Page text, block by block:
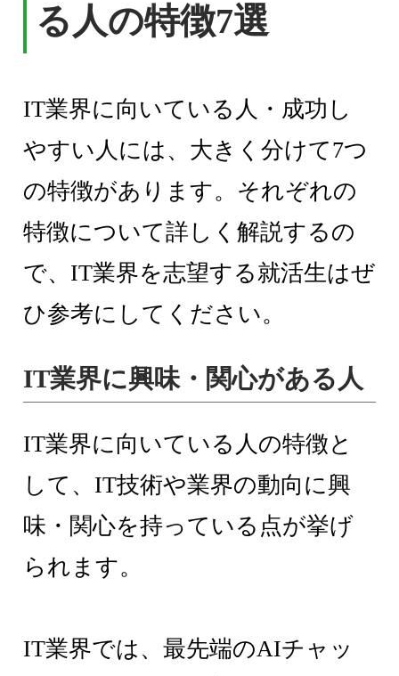
る人の特徴7選
IT業界に向いている人・成功し
やすい人には、大きく分けて7つ
の特徴があります。それぞれの
特徴について詳しく解説するの
で、IT業界を志望する就活生はぜ
ひ参考にしてください。
IT業界に興味・関心がある人
IT業界に向いている人の特徴と
して、IT技術や業界の動向に興
味・関心を持っている点が挙げ
られます。
IT業界では、最先端のAIチャッ